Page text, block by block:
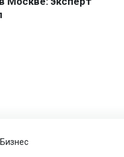
Бизнес